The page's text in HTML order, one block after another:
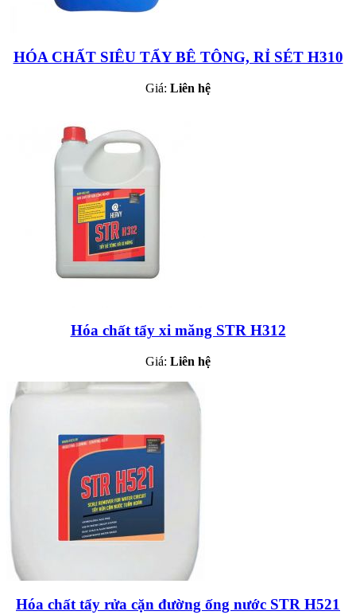
HÓA CHẤT SIÊU TẨY BÊ TÔNG, RỈ SÉT H310
Giá: Liên hệ
Hóa chất tẩy xi măng STR H312
Giá: Liên hệ
Hóa chất tẩy rửa cặn đường ống nước STR H521